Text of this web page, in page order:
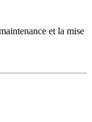
et la mise